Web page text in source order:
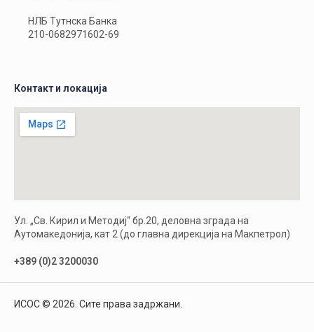
НЛБ Тутнска Банка
210-0682971602-69
Контакт и локација
Ул. „Св. Кирил и Методиј“ бр.20, деловна зграда на
Аутомакедонија, кат 2 (до главна дирекција на Макпетрол)
+389 (0)2 3200030
ИСОС © 2026. Сите права задржани.